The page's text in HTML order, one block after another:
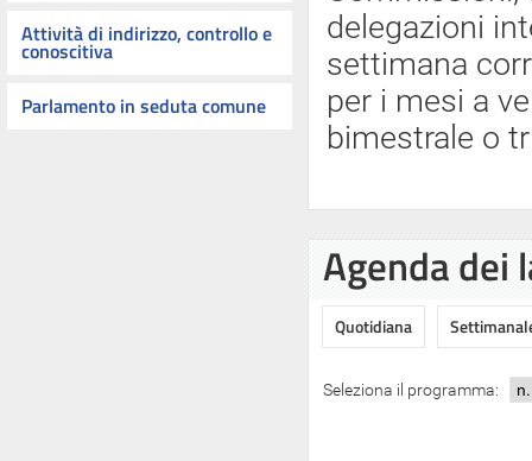
Attività di indirizzo, controllo e
conoscitiva
Parlamento in seduta comune
delegazioni
settimana
per i mesi a
bimestrale o
Agenda dei
Quotidiana
Seleziona il programma: